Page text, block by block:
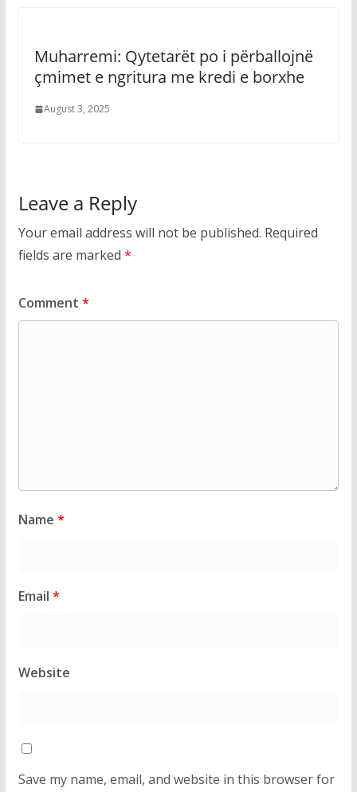
Muharremi: Qytetarët po i përballojnë
çmimet e ngritura me kredi e borxhe
August 3, 2025
Leave a Reply
Your email address will not be published. Required
fields are marked *
Comment *
Name *
Email *
Website
Save my name, email, and website in this browser for